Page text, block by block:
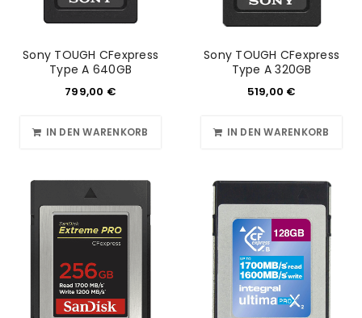
Sony TOUGH CFexpress
Type A 640GB
799,00 €
IN DEN WARENKORB
Sony TOUGH CFexpress
Type A 320GB
519,00 €
IN DEN WARENKORB